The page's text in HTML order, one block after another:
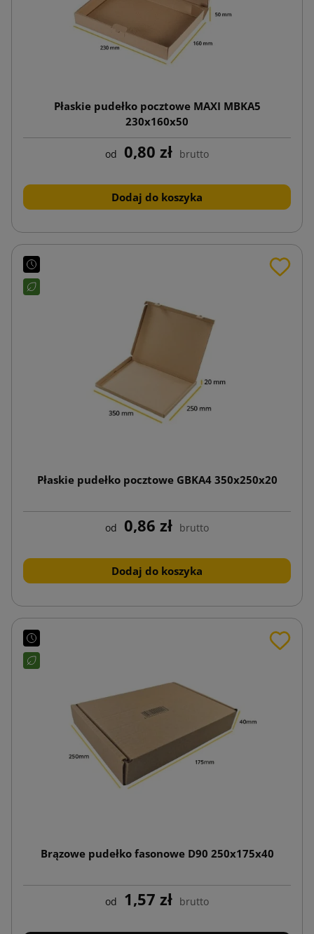
Płaskie pudełko pocztowe MAXI MBKA5
230x160x50
od 0,80 zł brutto
Dodaj do koszyka
Płaskie pudełko pocztowe GBKA4 350x250x20
od 0,86 zł brutto
Dodaj do koszyka
Brązowe pudełko fasonowe D90 250x175x40
od 1,57 zł brutto